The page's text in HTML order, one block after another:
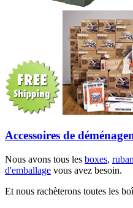
Accessoires de
Nous avons tous les boxes,
d'emballage vous avez besoin.
Et nous rachèterons toutes les